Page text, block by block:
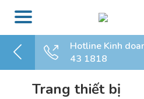
Hotline Kinh
43 1818
Trang thiết bị